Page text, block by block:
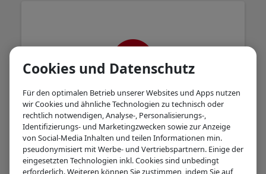
Es ist ein Problem aufgetreten. Bitte
versuchen Sie es später noch einmal.
Cookies und Datenschutz
Für den optimalen Betrieb unserer Websites und Apps nutzen
wir Cookies und ähnliche Technologien zu technisch oder
rechtlich notwendigen, Analyse-, Personalisierungs-,
Identifizierungs- und Marketingzwecken sowie zur Anzeige
von Social-Media Inhalten und teilen Informationen min.
pseudonymisiert mit Werbe- und Vertriebspartnern. Einige der
eingesetzten Technologien inkl. Cookies sind unbedingt